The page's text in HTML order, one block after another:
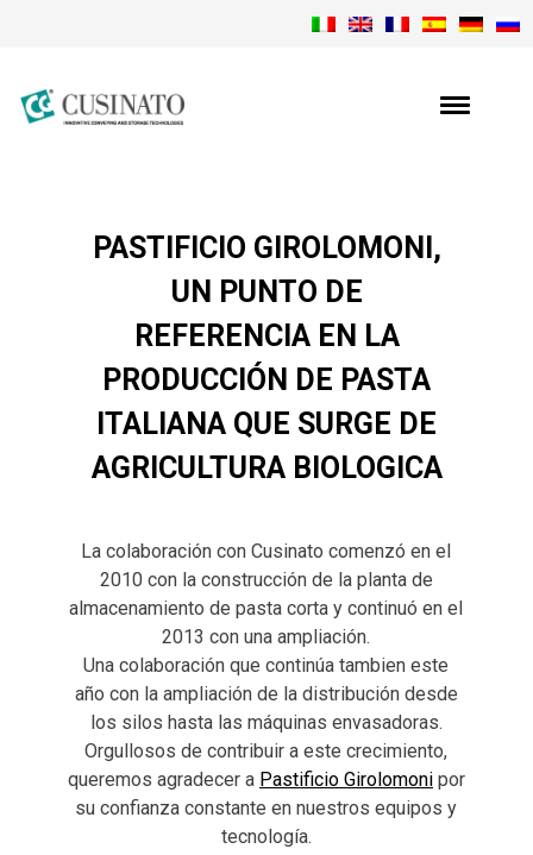
PASTIFICIO GIROLOMONI,
UN PUNTO DE
REFERENCIA EN LA
PRODUCCIÓN DE PASTA
ITALIANA QUE SURGE DE
AGRICULTURA BIOLOGICA
La colaboración con Cusinato comenzó en el
2010 con la construcción de la planta de
almacenamiento de pasta corta y continuó en el
2013 con una ampliación.
Una colaboración que continúa tambien este
año con la ampliación de la distribución desde
los silos hasta las máquinas envasadoras.
Orgullosos de contribuir a este crecimiento,
queremos agradecer a Pastificio Girolomonipor
su confianza constante en nuestros equipos y
tecnología.